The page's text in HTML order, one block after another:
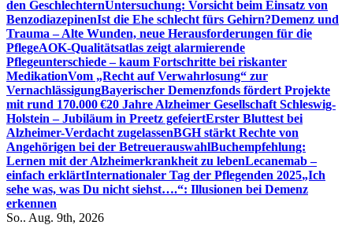
den GeschlechternUntersuchung: Vorsicht beim Einsatz von
BenzodiazepinenIst die Ehe schlecht fürs Gehirn?Demenz und
Trauma – Alte Wunden, neue Herausforderungen für die
PflegeAOK-Qualitätsatlas zeigt alarmierende
Pflegeunterschiede – kaum Fortschritte bei riskanter
MedikationVom „Recht auf Verwahrlosung“ zur
VernachlässigungBayerischer Demenzfonds fördert Projekte
mit rund 170.000 €20 Jahre Alzheimer Gesellschaft Schleswig-
Holstein – Jubiläum in Preetz gefeiertErster Bluttest bei
Alzheimer-Verdacht zugelassenBGH stärkt Rechte von
Angehörigen bei der BetreuerauswahlBuchempfehlung:
Lernen mit der Alzheimerkrankheit zu lebenLecanemab –
einfach erklärtInternationaler Tag der Pflegenden 2025„Ich
sehe was, was Du nicht siehst….“: Illusionen bei Demenz
erkennen
So.. Aug. 9th, 2026